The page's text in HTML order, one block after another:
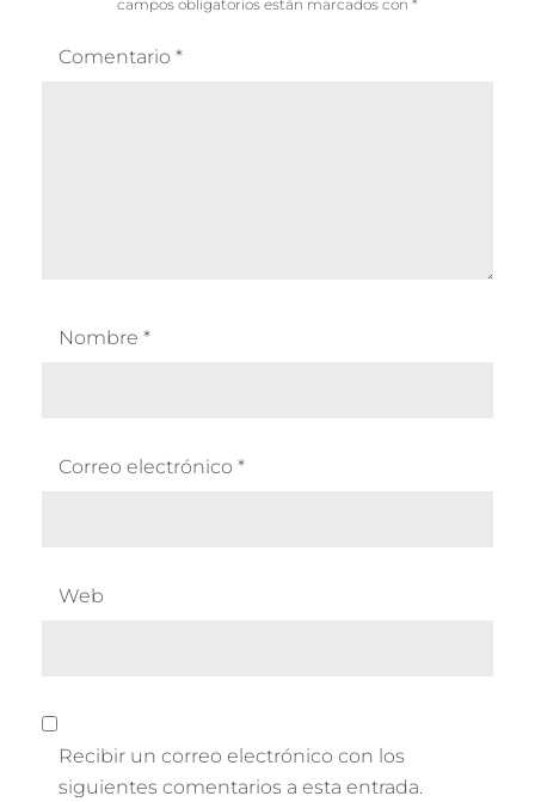
campos obligatorios están marcados con *
Comentario *
Nombre *
Correo electrónico *
Web
Recibir un correo electrónico con los
siguientes comentarios a esta entrada.